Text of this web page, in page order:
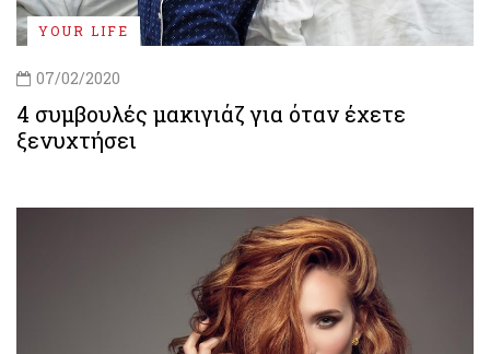
YOUR LIFE
07/02/2020
4 συμβουλές μακιγιάζ για όταν έχετε
ξενυχτήσει